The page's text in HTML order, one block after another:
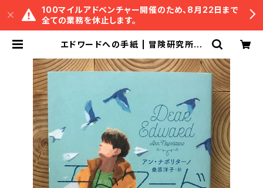
100マイルアドベンチャー開催のため、8月22日まで
全ての業務を休止します。
エドワードへの手紙 | 冒険研究所書